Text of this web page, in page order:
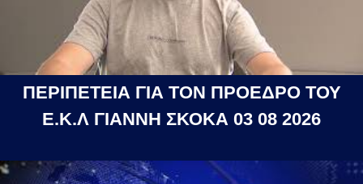
ΠΕΡΙΠΕΤΕΙΑ ΓΙΑ ΤΟΝ ΠΡΟΕΔΡΟ ΤΟΥ
Ε.Κ.Λ ΓΙΑΝΝΗ ΣΚΟΚΑ 03 08 2026